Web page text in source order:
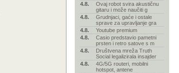
4.8.
Ovaj robot svira akustičnu
gitaru i može naučiti g
4.8.
Grudnjaci, gaće i ostale
sprave za upravljanje gra
4.8.
Youtube premium
4.8.
Casio predstavio pametni
prsten i retro satove s m
4.8.
Društvena mreža Truth
Social legalizirala insajder
4.8.
4G/5G routeri, mobilni
hotspot, antene